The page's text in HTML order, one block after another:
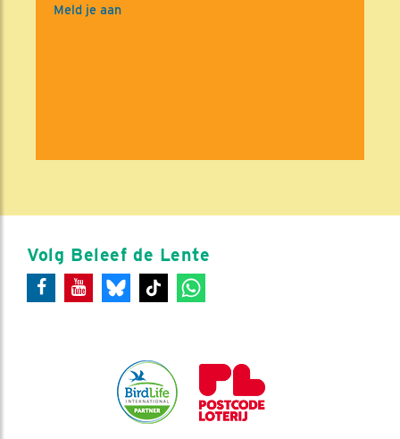
Meld je aan
Volg Beleef de Lente